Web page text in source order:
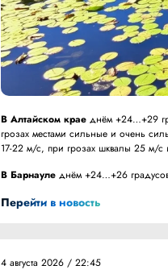
В Алтайском крае днём +24…+29
грозах местами сильные и очень
17-22 м/с, при грозах шквалы 25 м/с
В Барнауле днём +24…+26
Перейти в новость
4 августа 2026 / 22:45